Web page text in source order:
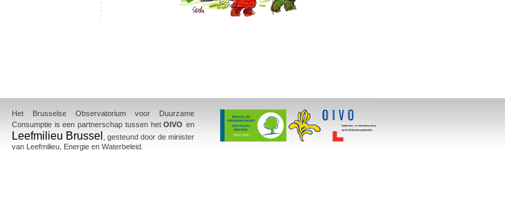
Het Brusselse Observatorium voor Duurzame
Consumptie is een partnerschap tussen hetOIVO en
Leefmilieu Brussel
, gesteund door de minister
van Leefmilieu, Energie en Waterbeleid.